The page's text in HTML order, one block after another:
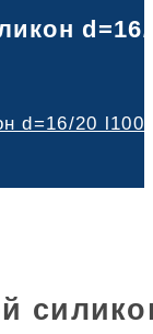
d=16/20 l100